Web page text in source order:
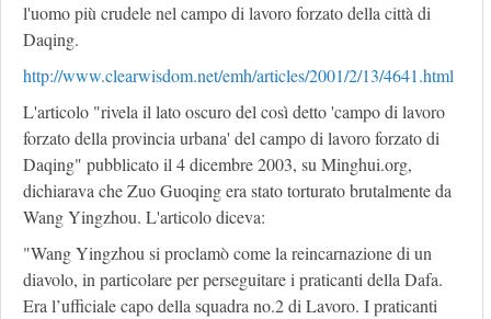
l'uomo più crudele nel campo di lavoro forzato della città di
Daqing.
http://www.clearwisdom.net/emh/articles/2001/2/13/4641.html
L'articolo "rivela il lato oscuro del così detto 'campo di lavoro
forzato della provincia urbana' del campo di lavoro forzato di
Daqing" pubblicato il 4 dicembre 2003, su Minghui.org,
dichiarava che Zuo Guoqing era stato torturato brutalmente da
Wang Yingzhou. L'articolo diceva:
"Wang Yingzhou si proclamò come la reincarnazione di un
diavolo, in particolare per perseguitare i praticanti della Dafa.
Era l’ufficiale capo della squadra no.2 di Lavoro. I praticanti